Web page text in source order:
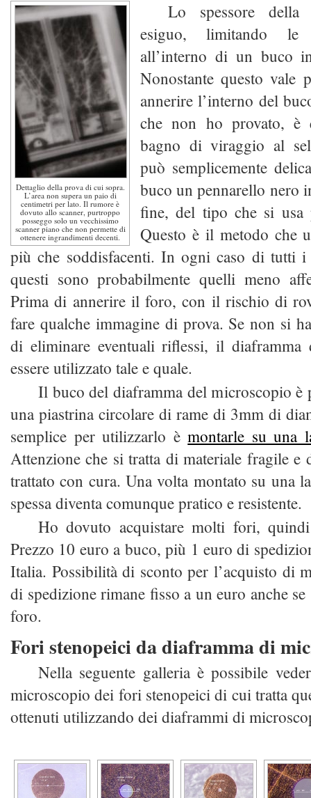
Dettaglio della prova di cui sopra.
L’area non supera un paio di
centimetri per lato. Il rumore è
dovuto allo scanner, purtroppo
posseggo solo un vecchissimo
scanner piano che non permette di
ottenere ingrandimenti decenti.
Lo spessore
esiguo, limitando le
all’interno di un buco
Nonostante questo vale
annerire l’interno del
che non ho provato, è
bagno di viraggio al
può semplicemente
buco un pennarello nero
fine, del tipo che si usa
Questo è il metodo che
più che soddisfacenti. In ogni caso di tutti
questi sono probabilmente quelli meno
Prima di annerire il foro, con il rischio di
fare qualche immagine di prova. Se non si
di eliminare eventuali riflessi, il
essere utilizzato tale e quale.
Il buco del diaframma del microscopio è
una piastrina circolare di rame di 3mm di
semplice per utilizzarlo èmontarle su una
Attenzione che si tratta di materiale fragile e
trattato con cura. Una volta montato su una
spessa diventa comunque pratico e resistente.
Ho dovuto acquistare molti fori,
Prezzo 10 euro a buco, più 1 euro di
Italia. Possibilità di sconto per l’acquisto di
di spedizione rimane fisso a un euro anche
foro.
Fori stenopeici da diaframma di
Nella seguente galleria è possibile
microscopio dei fori stenopeici di cui tratta
ottenuti utilizzando dei diaframmi di